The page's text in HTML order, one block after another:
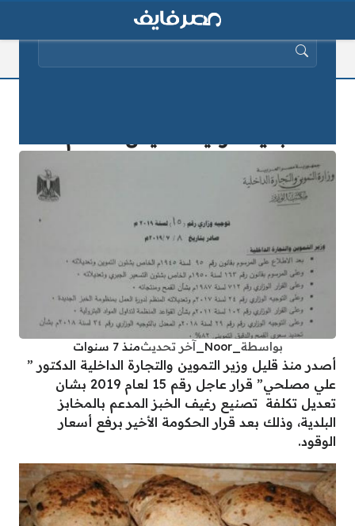
بواسطة _Noor_ آخر تحديثمنذ 7 سنوات
أصدر منذ قليل وزير التموين والتجارة الداخلية الدكتور ”
علي مصلحي” قرار عاجل رقم 15 لعام 2019 بشان
تعديل تكلفة تصنيع رغيف الخبز المدعم بالمخابز
البلدية، وذلك بعد قرار الحكومة الأخير برفع أسعار
الوقود.
البحث عن: